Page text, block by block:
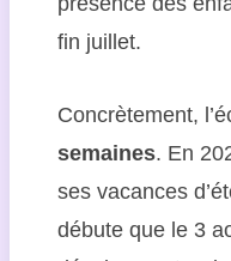
fin juillet.
Concrètement,
semaines. En
ses vacances
débute que le 3